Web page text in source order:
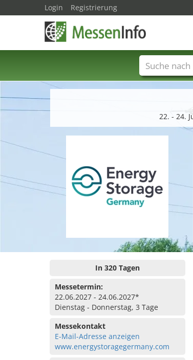
22. - 24.
In 320 Tagen
Messetermin:
22.06.2027 - 24.06.2027*
Dienstag - Donnerstag, 3 Tage
Messekontakt
E-Mail-Adresse anzeigen
www.energystoragegermany.com
Login Registrierung